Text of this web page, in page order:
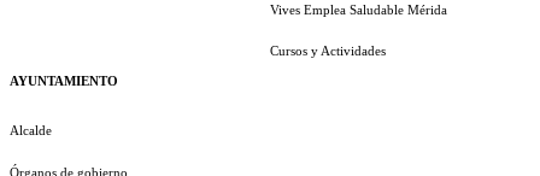
AYUNTAMIENTO
Alcalde
Órganos de gobierno
Vives Emplea Saludable Mérida
Cursos y Actividades